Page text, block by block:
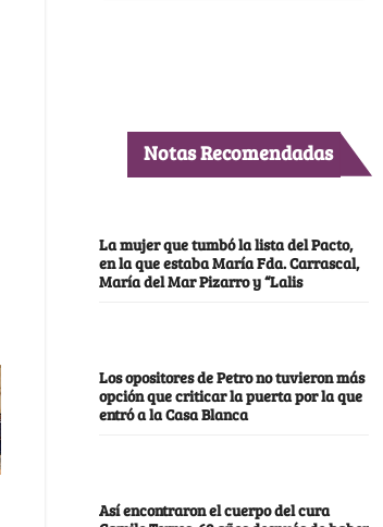
Notas Recomendadas
La mujer que tumbó la lista del Pacto,
en la que estaba María Fda. Carrascal,
María del Mar Pizarro y “Lalis
Los opositores de Petro no tuvieron más
opción que criticar la puerta por la que
entró a la Casa Blanca
Así encontraron el cuerpo del cura